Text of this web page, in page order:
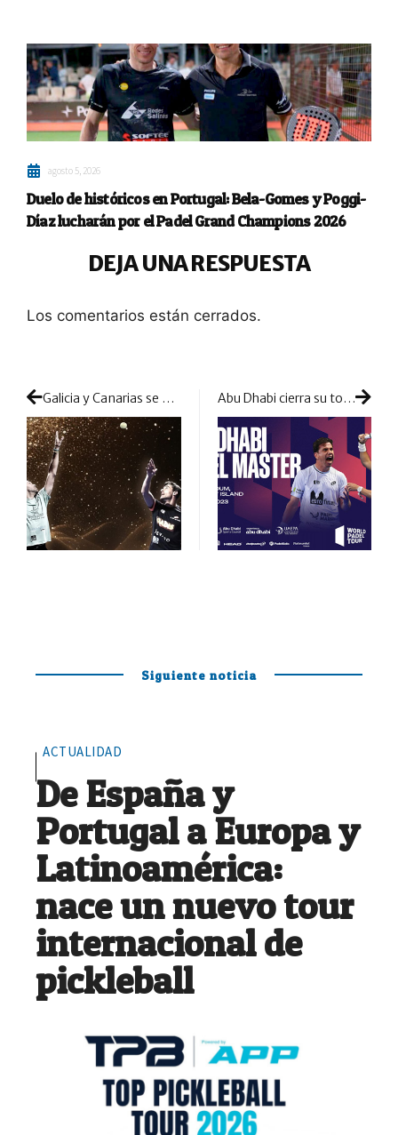
agosto 5, 2026
Duelo de históricos en Portugal: Bela-Gomes y Poggi-
Díaz lucharán por el Padel Grand Champions 2026
DEJA UNA RESPUESTA
Los comentarios están cerrados.
Galicia y Canarias se mezclarán con la unión de Yribarren y Alfaro Abu Dhabi cierra su top 8: ya conocemos la configuración del ranking para el primer torneo del año
Siguiente noticia
ACTUALIDAD
De España y
Portugal a Europa y
Latinoamérica:
nace un nuevo tour
internacional de
pickleball